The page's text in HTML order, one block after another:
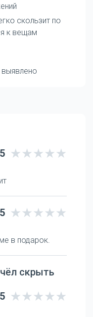
скользит по
к вещам
5
5
в подарок.
скрыть
5